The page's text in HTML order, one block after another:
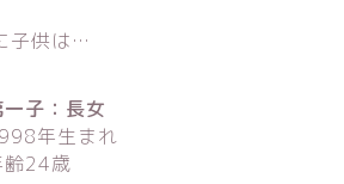
子供は…
一子：長女
年生まれ
齢24歳